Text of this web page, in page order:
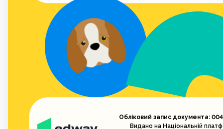
Обліковий запис документа:
Видано на Національній